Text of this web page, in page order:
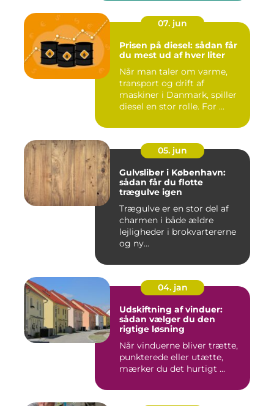
07. jun
Prisen på diesel: sådan får
du mest ud af hver liter
Når man taler om varme,
transport og drift af
maskiner i Danmark, spiller
diesel en stor rolle. For ...
05. jun
Gulvsliber i København:
sådan får du flotte
trægulve igen
Trægulve er en stor del af
charmen i både ældre
lejligheder i brokvartererne
og ny...
04. jan
Udskiftning af vinduer:
sådan vælger du den
rigtige løsning
Når vinduerne bliver trætte,
punkterede eller utætte,
mærker du det hurtigt ...